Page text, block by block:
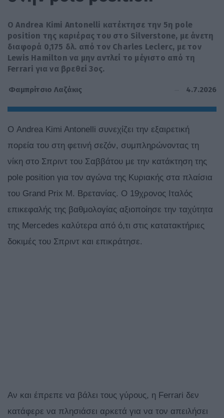
O Andrea Kimi Antonelli κατέκτησε την 5η pole
position της καριέρας του στο Silverstone, με άνετη
διαφορά 0,175 δλ. από τον Charles Leclerc, με τον
Lewis Hamilton να μην αντλεί το μέγιστο από τη
Ferrari για να βρεθεί 3ος.
Φαμπρίτσιο Λαζάκις 4.7.2026
Ο Andrea Kimi Antonelli συνεχίζει την εξαιρετική
πορεία του στη φετινή σεζόν, συμπληρώνοντας τη
νίκη στο Σπριντ του Σαββάτου με την κατάκτηση της
pole position για τον αγώνα της Κυριακής στα πλαίσια
του Grand Prix Μ. Βρετανίας. Ο 19χρονος Ιταλός
επικεφαλής της βαθμολογίας αξιοποίησε την ταχύτητα
της Mercedes καλύτερα από ό,τι στις κατατακτήριες
δοκιμές του Σπριντ και επικράτησε.
Αν και έπρεπε να βάλει τους γύρους, η Ferrari δεν
κατάφερε να πλησιάσει αρκετά για να τον απειλήσει